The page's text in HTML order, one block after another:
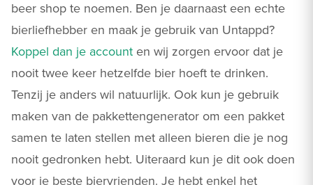
beer shop te noemen. Ben je daarnaast een echte
bierliefhebber en maak je gebruik van Untappd?
Koppel dan je account en wij zorgen ervoor dat je
nooit twee keer hetzelfde bier hoeft te drinken.
Tenzij je anders wil natuurlijk. Ook kun je gebruik
maken van de pakkettengenerator om een pakket
samen te laten stellen met alleen bieren die je nog
nooit gedronken hebt. Uiteraard kun je dit ook doen
voor je beste biervrienden. Je hebt enkel het